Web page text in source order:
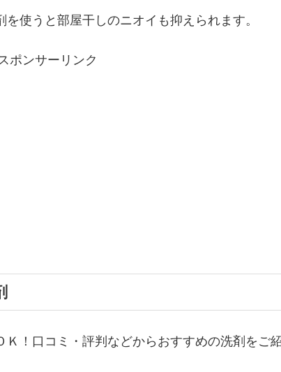
使うと部屋干しのニオイも抑えられます。
ポンサーリンク
Ｋ！口コミ・評判などからおすすめの洗剤をご